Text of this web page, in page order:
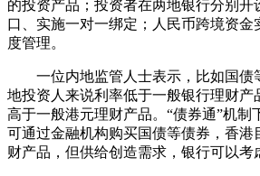
的投资产品；投资者在两地银行分别开
口、实施一对一绑定；人民币跨境资金
度管理。
一位内地监管人士表示，比如国债
地投资人来说利率低于一般银行理财产
高于一般港元理财产品。“债券通”机制
可通过金融机构购买国债等债券，香港
财产品，但供给创造需求，银行可以考